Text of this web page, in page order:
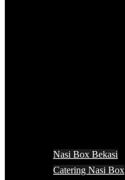
Nasi Box Bekasi
Catering Nasi Box